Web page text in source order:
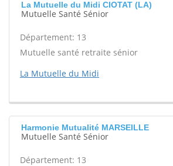
La Mutuelle du Midi CIOTAT (LA)
Mutuelle Santé Sénior
Département: 13
Mutuelle santé retraite sénior
La Mutuelle du Midi
Harmonie Mutualité MARSEILLE
Mutuelle Santé Sénior
Département: 13